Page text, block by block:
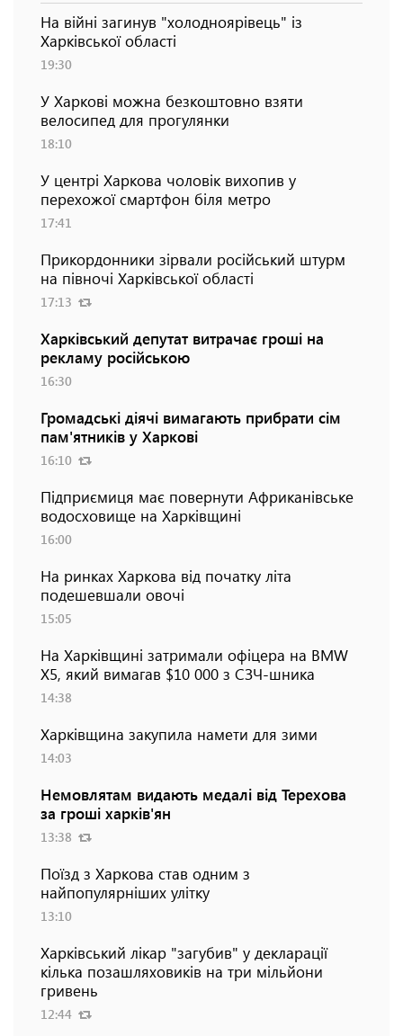
На війні загинув "холодноярівець" із
Харківської області
19:30
У Харкові можна безкоштовно взяти
велосипед для прогулянки
18:10
У центрі Харкова чоловік вихопив у
перехожої смартфон біля метро
17:41
Прикордонники зірвали російський штурм
на півночі Харківської області
17:13
Харківський депутат витрачає гроші на
рекламу російською
16:30
Громадські діячі вимагають прибрати сім
пам'ятників у Харкові
16:10
Підприємиця має повернути Африканівське
водосховище на Харківщині
16:00
На ринках Харкова від початку літа
подешевшали овочі
15:05
На Харківщині затримали офіцера на BMW
Х5, який вимагав $10 000 з СЗЧ-шника
14:38
Харківщина закупила намети для зими
14:03
Немовлятам видають медалі від Терехова
за гроші харків'ян
13:38
Поїзд з Харкова став одним з
найпопулярніших улітку
13:10
Харківський лікар "загубив" у декларації
кілька позашляховиків на три мільйони
гривень
12:44